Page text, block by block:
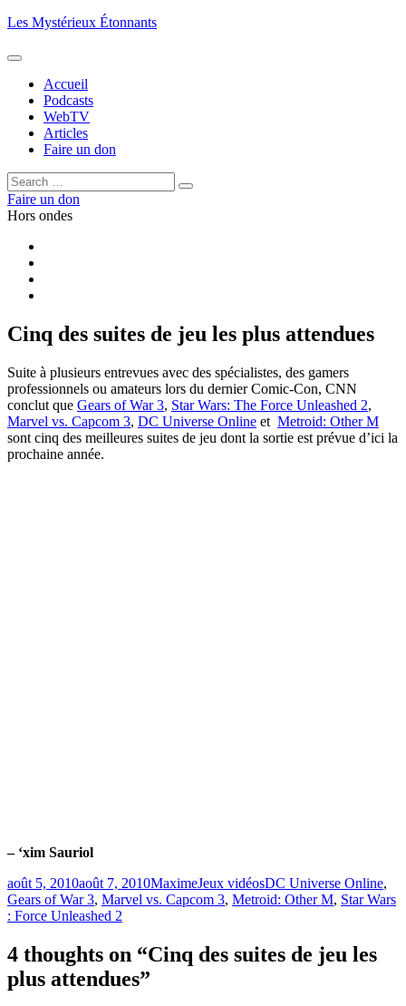
Aller
contenu
Les Mystérieux Étonnants
Accueil
Podcasts
WebTV
Articles
Faire un don
Rechercher :
Rechercher
Faire un don
Hors ondes
Cinq des suites de jeu les plus attendues
Suite à plusieurs entrevues avec des spécialistes, des gamers
professionnels ou amateurs lors du dernier Comic-Con, CNN
conclut que Gears of War 3, Star Wars: The Force Unleashed 2,
Marvel vs. Capcom 3, DC Universe Online et Metroid: Other M
sont cinq des meilleures suites de jeu dont la sortie est prévue d’ici la
prochaine année.
– ‘xim Sauriol
Publié
le
août 5, 2010août 7, 2010MaximeCatégories
Jeux vidéosÉtiquettes
DC Universe Online,
Gears of War 3, Marvel vs. Capcom 3, Metroid: Other M, Star Wars
: Force Unleashed 2
4 thoughts on “Cinq des suites de jeu les
plus attendues”